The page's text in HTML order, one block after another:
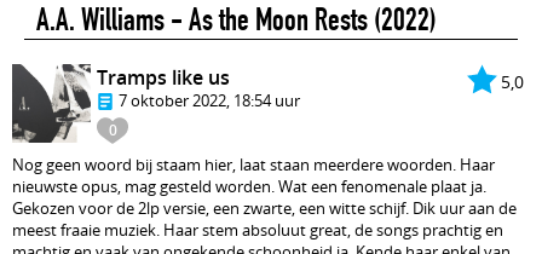
A.A. Williams - As the Moon Rests(2022)
5,0
0
Tramps like us
7 oktober 2022, 18:54 uur
Nog geen woord bij staam hier, laat staan meerdere woorden. Haar
nieuwste opus, mag gesteld worden. Wat een fenomenale plaat ja.
Gekozen voor de 2lp versie, een zwarte, een witte schijf. Dik uur aan de
meest fraaie muziek. Haar stem absoluut great, de songs prachtig en